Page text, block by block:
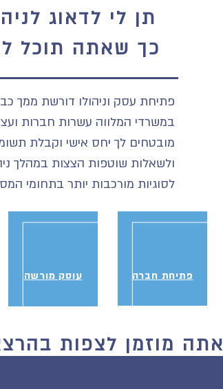
תן לי לדאוג
כך שאתה תוכל
פתיחת עסק וניהולו דורשת ממך
במשרדי המלווה עשרות חברות
מובטחים לך יחס אישי וקבלת
ולשאלות שוטפות הצצות במהלך
לסוגיות מורכבות יותר בתחומי
עוסק מורשה פתיחת חברה
אתה מוזמן לצפות